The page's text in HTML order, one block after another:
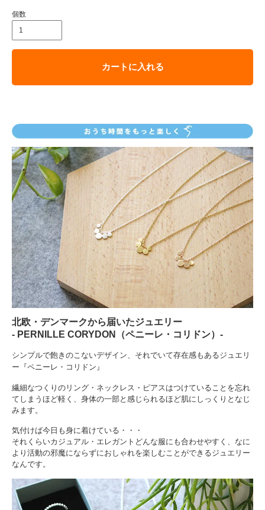
個数
カートに入れる
北欧・デンマークから届いたジュエリー
‐ PERNILLE CORYDON（ペニーレ・コリドン）-
シンプルで飽きのこないデザイン、それでいて存在感もあるジュエリ
ー『ペニーレ・コリドン』
繊細なつくりのリング・ネックレス・ピアスはつけていることを忘れ
てしまうほど軽く、身体の一部と感じられるほど肌にしっくりとなじ
みます。
気付けば今日も身に着けている・・・
それくらいカジュアル・エレガントどんな服にも合わせやすく、なに
より活動の邪魔にならずにおしゃれを楽しむことができるジュエリー
なんです。